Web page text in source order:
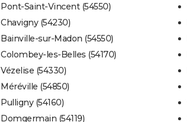
Pont-Saint-Vincent (54550)
Chavigny (54230)
Bainville-sur-Madon (54550)
Colombey-les-Belles (54170)
Vézelise (54330)
Méréville (54850)
Pulligny (54160)
Domgermain (54119)